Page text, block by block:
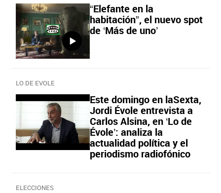
“Elefante en la
habitación”, el nuevo spot
de ‘Más de uno’
LO DE EVOLE
Este domingo en laSexta,
Jordi Évole entrevista a
Carlos Alsina, en ‘Lo de
Évole’: analiza la
actualidad política y el
periodismo radiofónico
ELECCIONES